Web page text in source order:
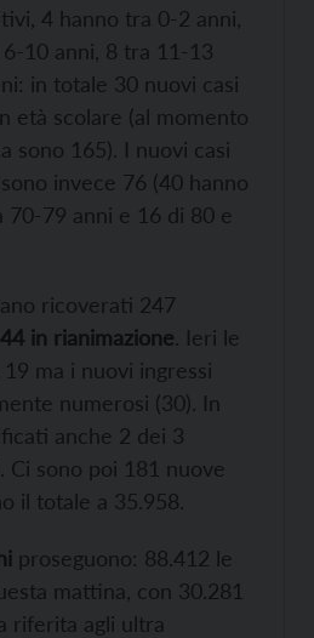
4 hanno tra 0-2 anni,
10 anni, 8 tra 11-13
in totale 30 nuovi casi
età scolare (al momento
sono 165). I nuovi casi
sono invece 76 (40 hanno
79 anni e 16 di 80 e
ricoverati 247
44 in rianimazione. Ieri le
ma i nuovi ingressi
numerosi (30). In
anche 2 dei 3
Ci sono poi 181 nuove
il totale a 35.958.
proseguono: 88.412 le
mattina, con 30.281
riferita agli ultra